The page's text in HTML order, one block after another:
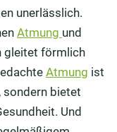
unerlässlich.
Atmung und
gleitet förmlich
Atmung ist
sondern bietet
Und